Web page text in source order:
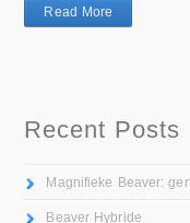
Read More
Recent Posts
Magnifieke Beaver:
Beaver Hybride